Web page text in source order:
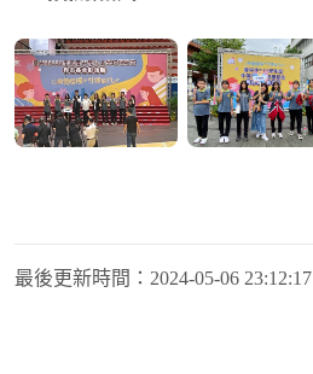
最後更新時間： 2024-05-06 23:12:17